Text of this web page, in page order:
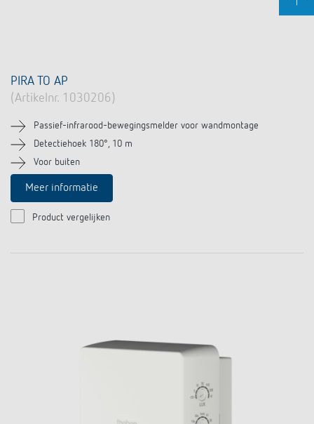
PIRA TO AP
(Artikelnr. 1030206)
Passief-infrarood-bewegingsmelder voor wandmontage
Detectiehoek 180°, 10 m
Voor buiten
Meer informatie
Product vergelijken